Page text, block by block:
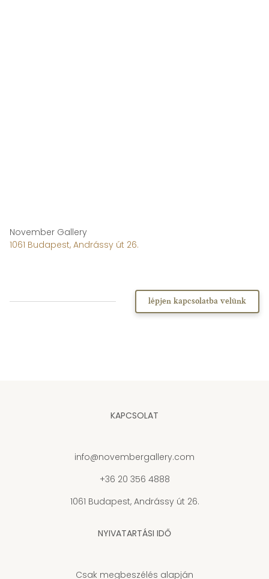
November Gallery
1061 Budapest, Andrássy út 26.
lépjen kapcsolatba velünk
KAPCSOLAT
info@novembergallery.com
+36 20 356 4888
1061 Budapest, Andrássy út 26.
NYIVATARTÁSI IDŐ
Csak megbeszélés alapján